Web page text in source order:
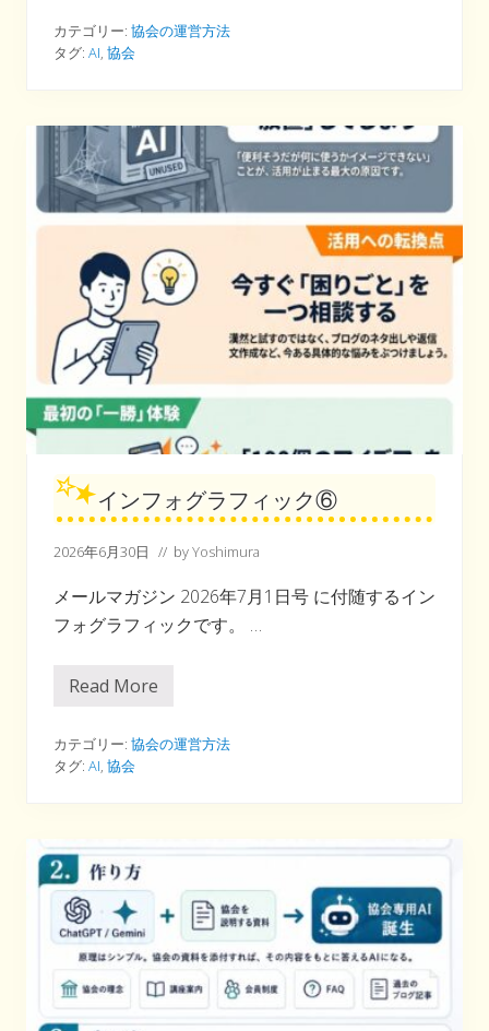
ォ
グ
ラ
ッ
ク
⑦
カテゴリー: 協会の運営方法
タグ: AI, 協会
インフォグラフィック⑥
2026年6月30日 // byYoshimura
メールマガジン 2026年7月1日号 に付随するイン
フォグラフィックです。 …
イ
ォ
グ
ラ
ク
⑥
Read More
カテゴリー: 協会の運営方法
タグ: AI, 協会